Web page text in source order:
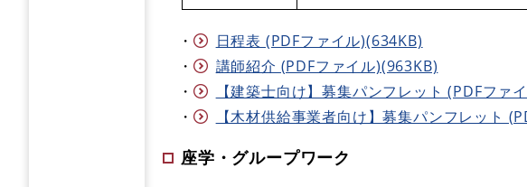
・
日程表 (PDFファイル)(634KB)
・
講師紹介 (PDFファイル)(963KB)
・
【建築士向け】募集パンフレット (PDFファ
・
【木材供給事業者向け】募集パンフレット
座学・グループワーク